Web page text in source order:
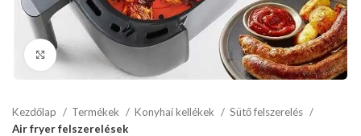
kattints a kinagyításhoz
Kezdőlap Termékek Konyhai kellékek
Sütő felszerelés
Air fryer felszerelések